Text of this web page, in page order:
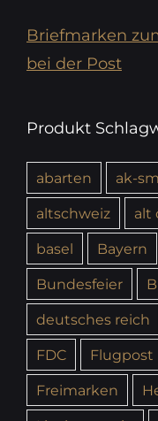
Briefmarken
bei der Post
Produkt
abarten ak-sm
altschweiz
alt
basel
Bayern
Bundesfeier
deutsches reich
FDC
Flugpost
Freimarken